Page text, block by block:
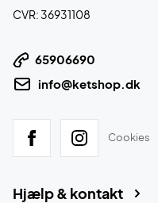
CVR: 36931108
65906690
info@ketshop.dk
Cookies
Hjælp & kontakt